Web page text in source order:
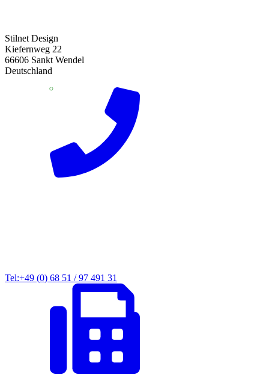
Stilnet Design
Kiefernweg 22
66606 Sankt Wendel
Deutschland
Tel:+49 (0) 68 51 / 97 491 31